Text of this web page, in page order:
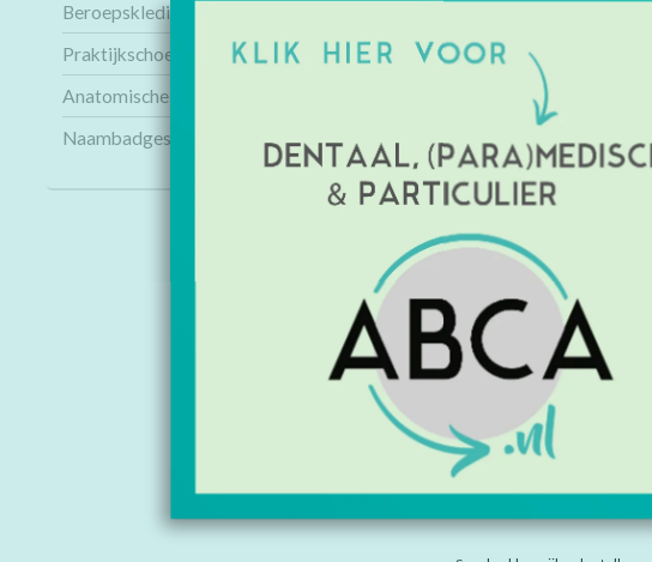
Beroepskleding
Praktijkschoenen
Anatomische modellen
Naambadges